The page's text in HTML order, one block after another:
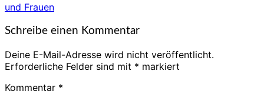
und Frauen
Schreibe einen Kommentar
Deine E-Mail-Adresse wird nicht veröffentlicht.
Erforderliche Felder sind mit * markiert
Kommentar *